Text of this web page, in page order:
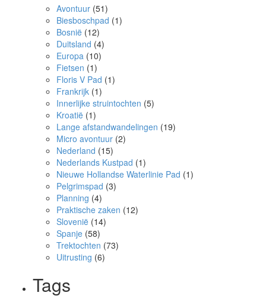
Avontuur (51)
Biesboschpad (1)
Bosnië (12)
Duitsland (4)
Europa (10)
Fietsen (1)
Floris V Pad (1)
Frankrijk (1)
Innerlijke struintochten (5)
Kroatië (1)
Lange afstandwandelingen (19)
Micro avontuur (2)
Nederland (15)
Nederlands Kustpad (1)
Nieuwe Hollandse Waterlinie Pad (1)
Pelgrimspad (3)
Planning (4)
Praktische zaken (12)
Slovenië (14)
Spanje (58)
Trektochten (73)
Uitrusting (6)
Tags